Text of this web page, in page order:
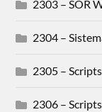
2303 – SOR
2304 –
2305 – Scripts
2306 – Scripts